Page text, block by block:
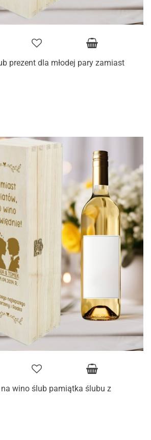
prezent dla młodej pary zamiast
na wino ślub pamiątka ślubu z